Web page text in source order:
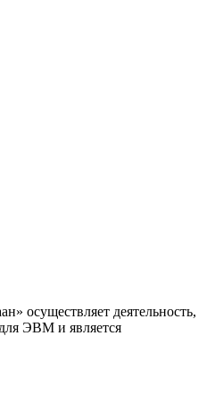
осуществляет деятельность,
ЭВМ и является